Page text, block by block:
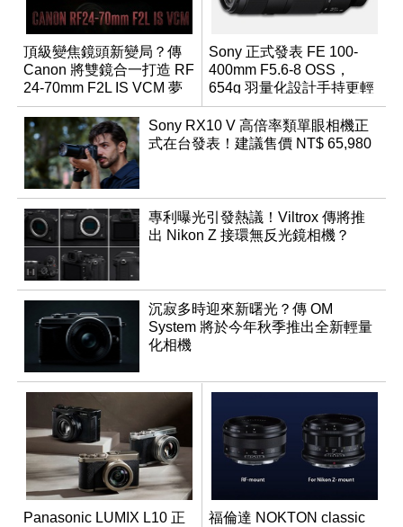
頂級變焦鏡頭新變局？傳
Canon 將雙鏡合一打造 RF
24-70mm F2L IS VCM 夢
幻規格
Sony 正式發表 FE 100-
400mm F5.6-8 OSS，
654g 羽量化設計手持更輕
鬆
Sony RX10 V 高倍率類單眼相機正
式在台發表！建議售價 NT$ 65,980
專利曝光引發熱議！Viltrox 傳將推
出 Nikon Z 接環無反光鏡相機？
沉寂多時迎來新曙光？傳 OM
System 將於今年秋季推出全新輕量
化相機
Panasonic LUMIX L10 正
福倫達 NOKTON classic